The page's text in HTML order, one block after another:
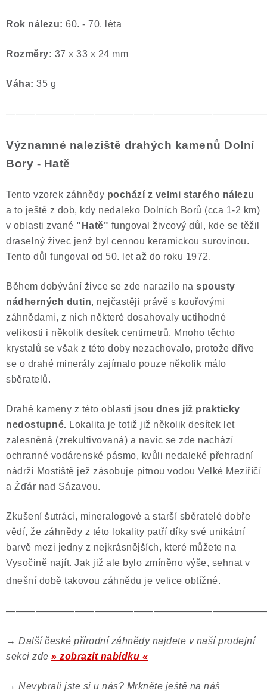
Rok nálezu: 60. - 70. léta
Rozměry: 37 x 33 x 24 mm
Váha: 35 g
Významné naleziště drahých kamenů Dolní
Bory - Hatě
Tento vzorek záhnědy pochází z velmi starého nálezu
a to ještě z dob, kdy nedaleko Dolních Borů (cca 1-2 km)
v oblasti zvané "Hatě" fungoval živcový důl, kde se těžil
draselný živec jenž byl cennou keramickou surovinou.
Tento důl fungoval od 50. let až do roku 1972.
Během dobývání živce se zde narazilo na spousty
nádherných dutin, nejčastěji právě s kouřovými
záhnědami, z nich některé dosahovaly uctihodné
velikosti i několik desítek centimetrů. Mnoho těchto
krystalů se však z této doby nezachovalo, protože dříve
se o drahé minerály zajímalo pouze několik málo
sběratelů.
Drahé kameny z této oblasti jsou dnes již prakticky
nedostupné. Lokalita je totiž již několik desítek let
zalesněná (zrekultivovaná) a navíc se zde nachází
ochranné vodárenské pásmo, kvůli nedaleké přehradní
nádrži Mostiště jež zásobuje pitnou vodou Velké Meziříčí
a Žďár nad Sázavou.
Zkušení šutráci, mineralogové a starší sběratelé dobře
vědí, že záhnědy z této lokality patří díky své unikátní
barvě mezi jedny z nejkrásnějších, které můžete na
Vysočině najít. Jak již ale bylo zmíněno výše, sehnat v
dnešní době takovou záhnědu je velice obtížné.
→ Další české přírodní záhnědy najdete v naší prodejní
sekci zde » zobrazit nabídku «
→ Nevybrali jste si u nás? Mrkněte ještě na náš